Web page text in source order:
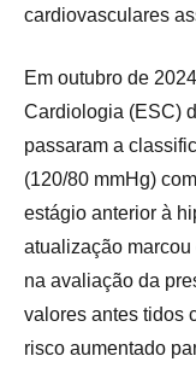
cardiovasculares
Em outubro de
Cardiologia (ESC)
passaram a
(120/80 mmHg)
estágio anterior à
atualização
na avaliação da
valores antes tidos
risco aumentado